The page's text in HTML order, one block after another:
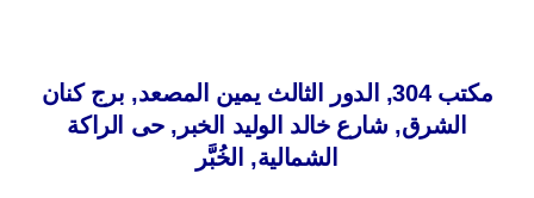
مكتب 304, الدور الثالث يمين المصعد, برج كنان
الشرق, شارع خالد الوليد الخبر, حى الراكة
الشمالية, الخُبَّر